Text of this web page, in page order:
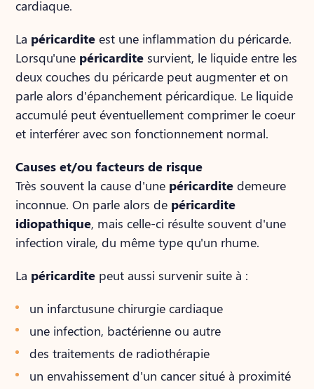
cardiaque.
La péricardite est une inflammation du péricarde.
Lorsqu'une péricardite survient, le liquide entre les
deux couches du péricarde peut augmenter et on
parle alors d'épanchement péricardique. Le liquide
accumulé peut éventuellement comprimer le coeur
et interférer avec son fonctionnement normal.
Causes et/ou facteurs de risque
Très souvent la cause d'une péricardite demeure
inconnue. On parle alors de péricardite
idiopathique, mais celle-ci résulte souvent d'une
infection virale, du même type qu'un rhume.
La péricardite peut aussi survenir suite à :
un infarctusune chirurgie cardiaque
une infection, bactérienne ou autre
des traitements de radiothérapie
un envahissement d'un cancer situé à proximité